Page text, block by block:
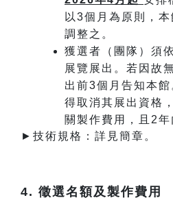
以3個月為原則，
調整之。
獲選者（團隊）須
展覽展出。若因故
出前3個月告知本
得取消其展出資格
關製作費用，且2年
►技術規格：詳見簡章。
4. 徵選名額及製作費用